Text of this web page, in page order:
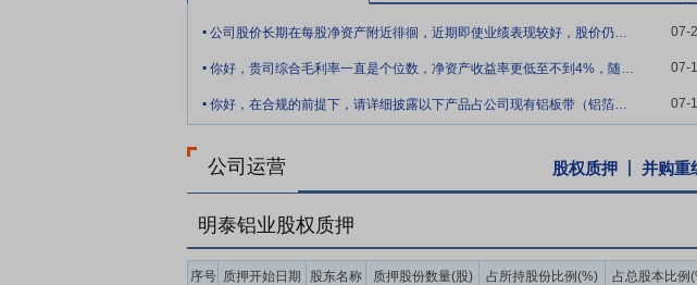
. 公司股价长期在每股净资产附近徘徊，近期即使业绩表现较好，股价仍持续下跌，市场表现 07-
. 你好，贵司综合毛利率一直是个位数，净资产收益率更低至不到4%，随着高端加工转型， 07-
. 你好，在合规的前提下，请详细披露以下产品占公司现有铝板带（铝箔）产能的占比：1、 07-
公司运营 股权质押 并购重
明泰铝业股权质押
序号 质押开始日期 股东名称 质押股份数量(股) 占所持股份比例(%) 占总股本比例